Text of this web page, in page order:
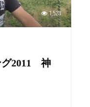
1,528
グ2011 神